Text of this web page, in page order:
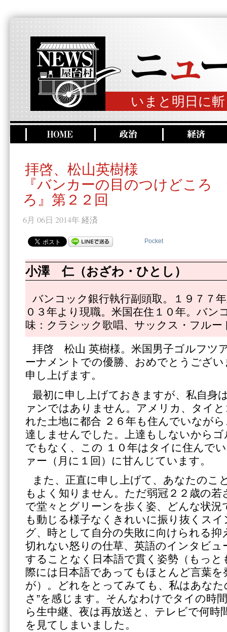
いまと明日に
拝啓、松山英樹様
『バンカーの目のつけどころ
ろ』第２２回
6月 06日 2014年 経済
Pocket
小澤 仁（おざわ・ひとし）
バンコック銀行執行副頭取。１９７７
０３年より現職。米国在住１０年。バン
味：クラシック歌唱、サックス・フルー
拝啓 松山 英樹様。米国男子ゴルフツ
ーナメントでの優勝、おめでとうござ
申し上げます。
最初に申し上げておきますが、私自身
ァンではありません。アメリカ、タイ
れた土地に都合 ２６年も住んでいなが
達しませんでした。上達もしないから
でもなく、この １０年はタイに住んで
ァー（月に１回）に甘んじています。
また、正直に申し上げて、あなたのこ
もよく知りません。ただ弱冠２２歳の若
で堂々とグリーンを歩く姿、どんな状況
も動じる様子なくきれいに振り抜くスイ
グ、時として自分の失敗に向けられる抑
切れない怒りの仕草、英語のインタビ
することなく日本語で貫く姿勢（もっ
際には日本語であってもほとんど言葉
が）。どれをとってみても、私はあなた
さ”を感じます。そんなわけでタイの時
ら生中継、夜は再放送と、テレビで何時
を見てしまいました。